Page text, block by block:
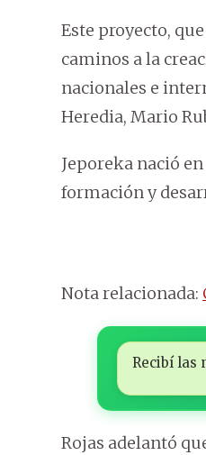
Este proyecto,
caminos a la
nacionales e
Heredia, Mario
Jeporeka nació
formación y
Nota relacionada:
Recibí las
Rojas adelantó